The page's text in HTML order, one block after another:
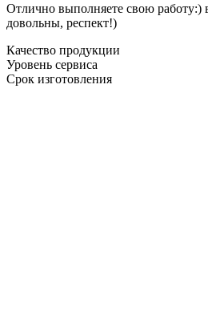
Отлично выполняете свою работу:)
довольны, респект!)
Качество продукции
Уровень сервиса
Срок изготовления